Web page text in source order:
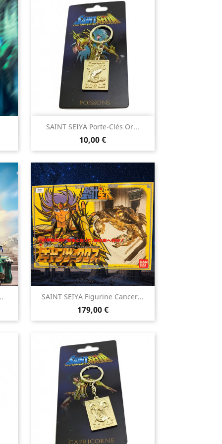
SAINT SEIYA Porte-Clés Or...
Prix
10,00 €
Aperçu rapide
SAINT SEIYA Figurine Cancer...
Prix
179,00 €
Aperçu rapide